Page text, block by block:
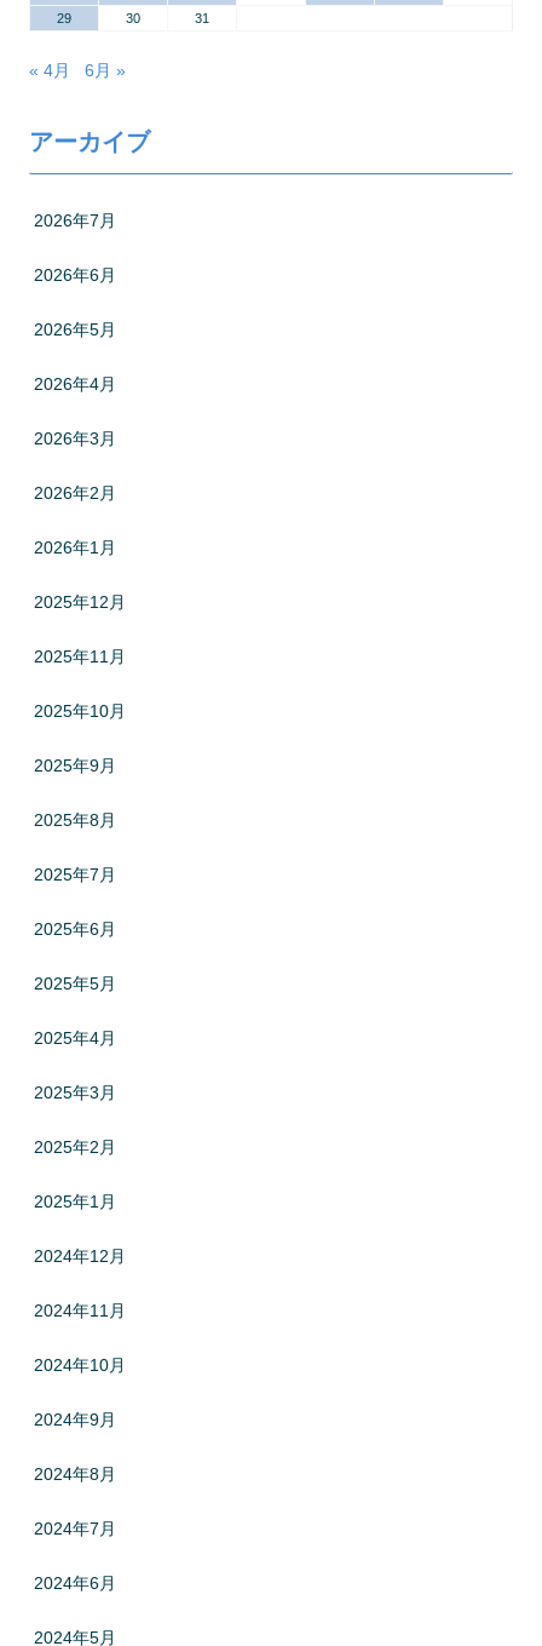
29
30 31
« 4月 6月 »
アーカイブ
2026年7月
2026年6月
2026年5月
2026年4月
2026年3月
2026年2月
2026年1月
2025年12月
2025年11月
2025年10月
2025年9月
2025年8月
2025年7月
2025年6月
2025年5月
2025年4月
2025年3月
2025年2月
2025年1月
2024年12月
2024年11月
2024年10月
2024年9月
2024年8月
2024年7月
2024年6月
2024年5月